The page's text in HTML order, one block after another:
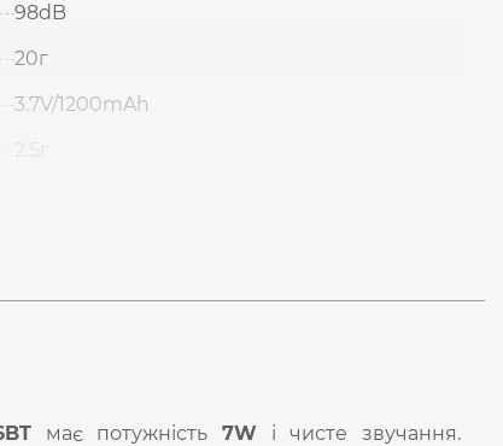
98dB
20г
3.7V/1200mAh
має потужність7W і чисте звучання.